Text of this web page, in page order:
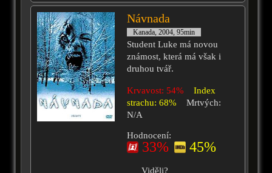
Návnada
Kanada, 2004, 95min
Student Luke má novou
známost, která má však i
druhou tvář.
Krvavost: 54%
Index
strachu: 68%
Mrtvých:
N/A
Hodnocení:
33% 45%
Viděli?